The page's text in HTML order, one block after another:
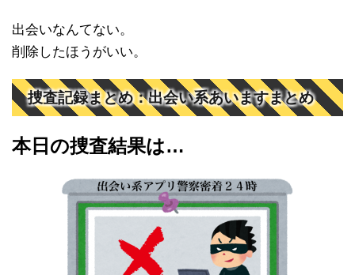
出会いなんてない。
削除したほうがいい。
捜査記録まとめ：出会い系あいますまとめ
本日の捜査結果は…